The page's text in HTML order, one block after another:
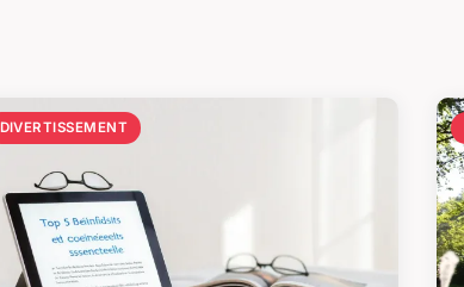
DIVERTISSEMENT